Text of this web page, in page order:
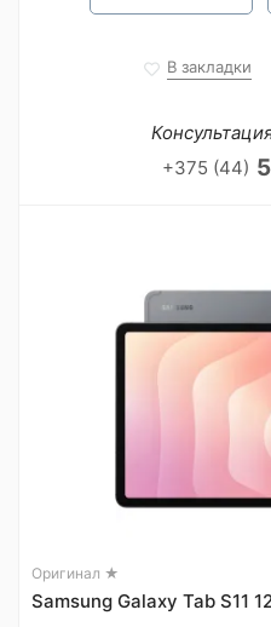
В закладки
+375 (44)
Оригинал ★
Samsung Galaxy Tab S11